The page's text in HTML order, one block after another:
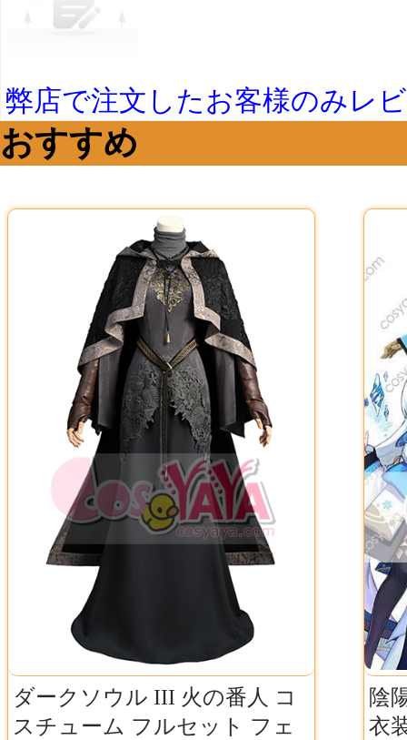
弊店で注文したお客様のみレ
おすすめ
ダークソウル III 火の番人 コ
スチューム フルセット フェ
陰
衣